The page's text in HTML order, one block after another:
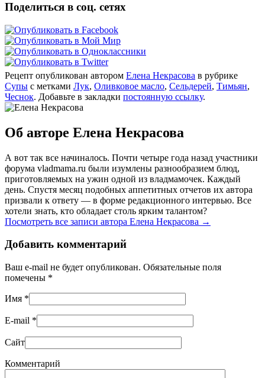
Поделиться в соц. сетях
Рецепт опубликован автором Елена Некрасова в рубрике
Супы с метками Лук, Оливковое масло, Сельдерей, Тимьян,
Чеснок. Добавьте в закладки постоянную ссылку.
Об авторе Елена Некрасова
А вот так все начиналось. Почти четыре года назад участники
форума vladmama.ru были изумлены разнообразием блюд,
приготовляемых на ужин одной из владмамочек. Каждый
день. Спустя месяц подобных аппетитных отчетов их автора
призвали к ответу — в форме редакционного интервью. Все
хотели знать, кто обладает столь ярким талантом?
Посмотреть все записи автора Елена Некрасова →
Добавить комментарий
Ваш e-mail не будет опубликован. Обязательные поля
помечены *
Имя *
E-mail *
Сайт
Комментарий